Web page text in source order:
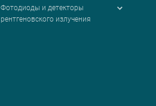
Фотодиоды и детекторы
рентгеновского излучения